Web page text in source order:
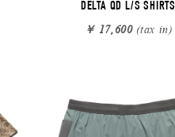
DELTA QD L/S SHIRTS
￥ 17,600(tax in)